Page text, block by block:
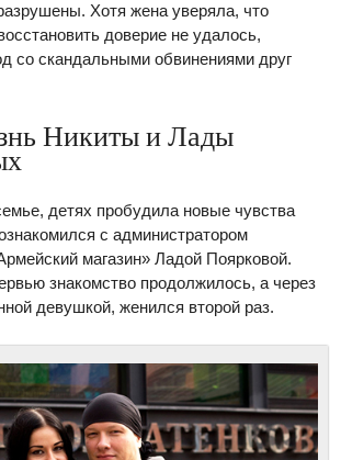
Хотя жена уверяла, что
доверие не удалось,
со скандальными обвинениями друг
Никиты и Лады
детях пробудила новые чувства
с администратором
магазин» Ладой Поярковой.
знакомство продолжилось, а через
девушкой, женился второй раз.